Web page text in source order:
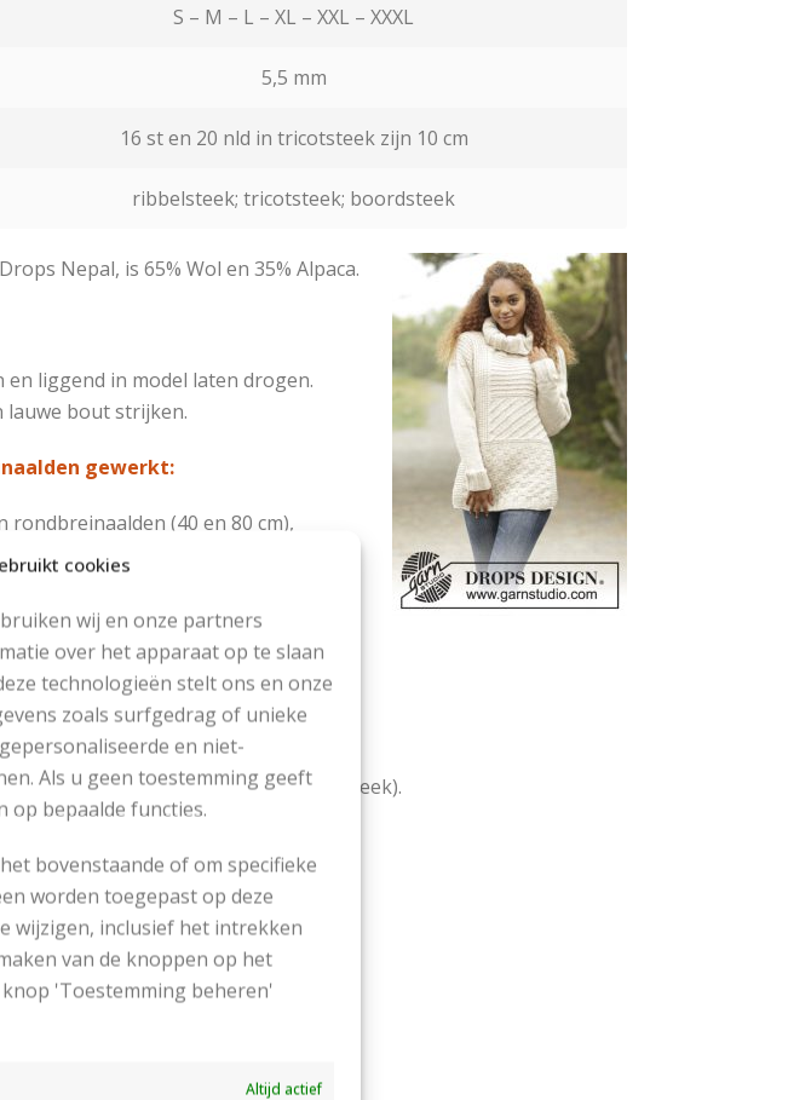
cookies
wij en onze partners
over het apparaat op te slaan
technologieën stelt ons en onze
zoals surfgedrag of unieke
en niet-
Als u geen toestemming geeft
op bepaalde functies.
bovenstaande of om specifieke
worden toegepast op deze
wijzigen, inclusief het intrekken
van de knoppen op het
'Toestemming beheren'
Altijd actief
S – M – L – XL – XXL – XXXL
5,5 mm
16 st en 20 nld in tricotsteek zijn 10 cm
ribbelsteek; tricotsteek; boordsteek
Nepal, is 65% Wol en 35% Alpaca.
en liggend in model laten drogen.
lauwe bout strijken.
gewerkt:
(40 en 80 cm),
en breinaalden nummer 5,5.
is 16 steken en 20 naalden.
en breinaalden nummer 5 (Boordsteek).
is 17 steken en 22 naalden.